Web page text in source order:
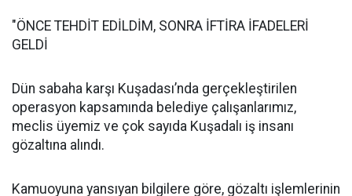
"ÖNCE TEHDİT EDİLDİM, SONRA İFTİRA İFADELERİ
GELDİ
Dün sabaha karşı Kuşadası’nda gerçekleştirilen
operasyon kapsamında belediye çalışanlarımız,
meclis üyemiz ve çok sayıda Kuşadalı iş insanı
gözaltına alındı.
Kamuoyuna yansıyan bilgilere göre, gözaltı işlemlerinin